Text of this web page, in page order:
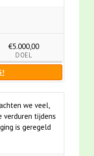
€5.000,00
DOEL
we veel,
verduren tijdens
is geregeld